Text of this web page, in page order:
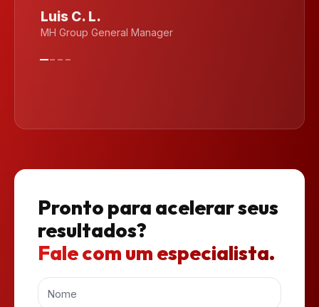
Luis C. L.
MH Group General Manager
----
Pronto para acelerar seus
resultados?
Fale com um especialista.